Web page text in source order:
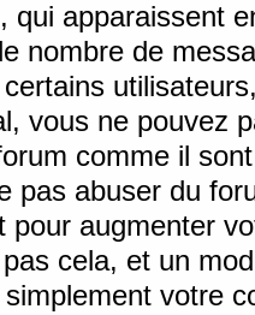
qui apparaissent
nombre de
vous ne pouvez
comme il
pas abuser du
pour augmenter
cela, et un
votre